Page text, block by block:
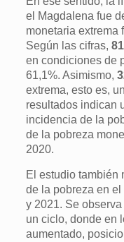
el Magdalena fue
monetaria extrema
Según las cifras,
en condiciones de
61,1%. Asimismo,
extrema, esto es,
resultados indican
incidencia de la
de la pobreza
2020.
El estudio también
de la pobreza en
y 2021. Se
un ciclo, donde en
aumentado,